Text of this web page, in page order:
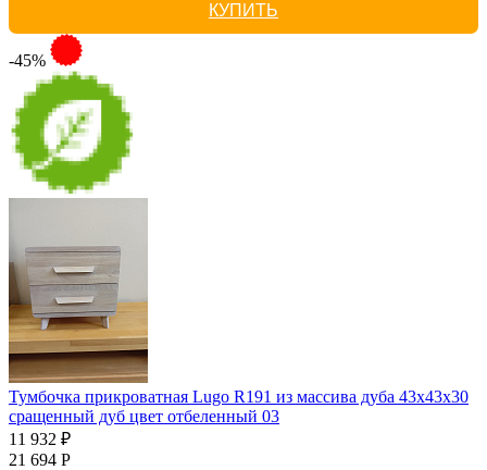
КУПИТЬ
-45%
Тумбочка прикроватная Lugo R191 из массива дуба 43х43х30
сращенный дуб цвет отбеленный 03
11 932 ₽
21 694 Р